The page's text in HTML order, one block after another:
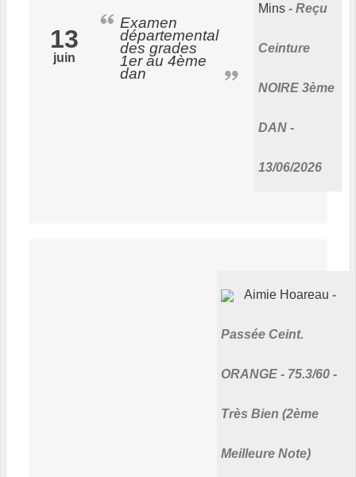
13
juin
Examen
départemental
des grades
1er au 4ème
dan
Mins Reçu
Ceinture
NOIRE 3ème
DAN -
13/06/2026
Aimie Hoareau
Passée Ceint.
ORANGE - 75.3/60 -
Très Bien (2ème
Meilleure Note)